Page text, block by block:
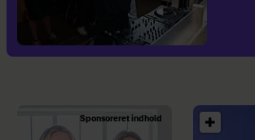
Sponsoreret indhold